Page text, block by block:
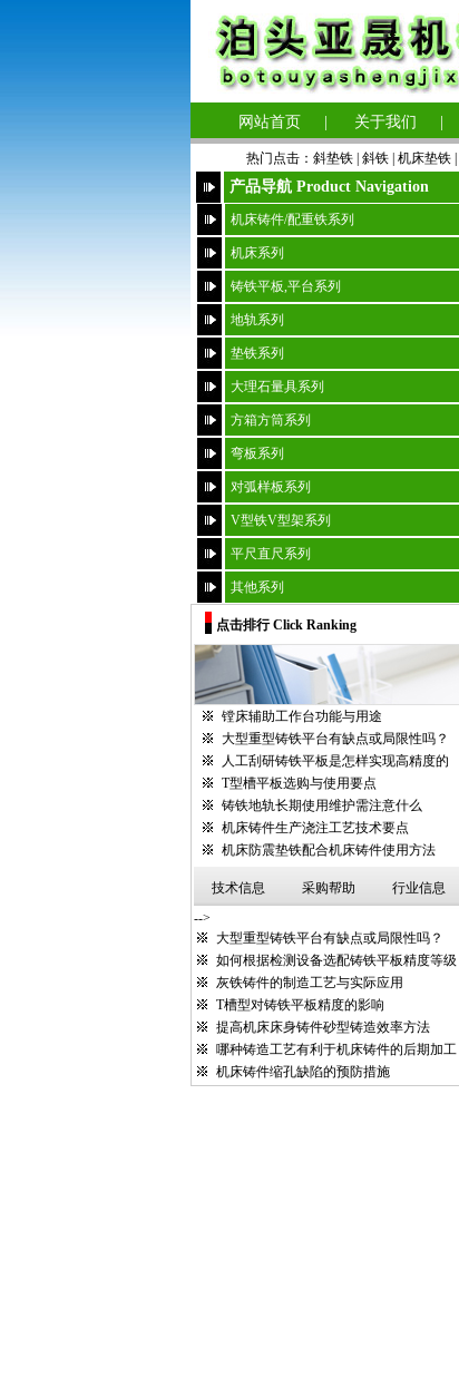
网站首页 关于我们
热门点击： 斜垫铁| 斜铁 | 机床垫铁|
产品导航 Product Navigation
机床铸件/配重铁系列
机床系列
铸铁平板,平台系列
地轨系列
垫铁系列
大理石量具系列
方箱方筒系列
弯板系列
对弧样板系列
V型铁V型架系列
平尺直尺系列
其他系列
点击排行 Click Ranking
镗床辅助工作台功能与用途
大型重型铸铁平台有缺点或局限性吗？
人工刮研铸铁平板是怎样实现高精度的
T型槽平板选购与使用要点
铸铁地轨长期使用维护需注意什么
机床铸件生产浇注工艺技术要点
机床防震垫铁配合机床铸件使用方法
技术信息 采购帮助
行业信息
-->
大型重型铸铁平台有缺点或局限性吗？
如何根据检测设备选配铸铁平板精度等级
灰铁铸件的制造工艺与实际应用
T槽型对铸铁平板精度的影响
提高机床床身铸件砂型铸造效率方法
哪种铸造工艺有利于机床铸件的后期加工
机床铸件缩孔缺陷的预防措施